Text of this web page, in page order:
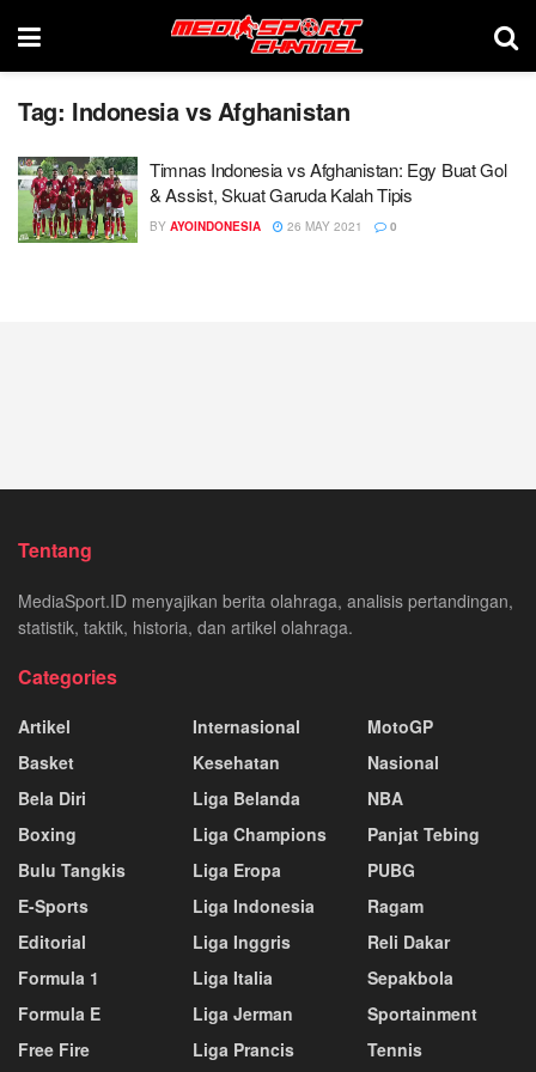
Tag: Indonesia vs Afghanistan
Timnas Indonesia vs Afghanistan: Egy Buat Gol
& Assist, Skuat Garuda Kalah Tipis
BY AYOINDONESIA 26 MAY 2021 0
Tentang
MediaSport.ID menyajikan berita olahraga, analisis pertandingan,
statistik, taktik, historia, dan artikel olahraga.
Categories
Artikel
Basket
Bela Diri
Boxing
Bulu Tangkis
E-Sports
Editorial
Formula 1
Formula E
Free Fire
Internasional
Kesehatan
Liga Belanda
Liga Champions
Liga Eropa
Liga Indonesia
Liga Inggris
Liga Italia
Liga Jerman
Liga Prancis
MotoGP
Nasional
NBA
Panjat Tebing
PUBG
Ragam
Reli Dakar
Sepakbola
Sportainment
Tennis